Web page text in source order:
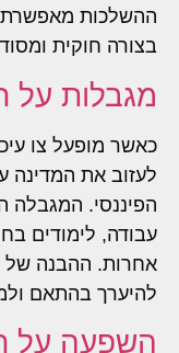
ההשלכות מאפשרת
בצורה חוקית
מגבלות על
כאשר מופעל צו
לעזוב את המדינה
הפיננסי. המגבלה
עבודה, לימודים
אחרות. ההבנה
להיערך בהתאם
השפעה על